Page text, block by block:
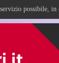
possibile, in